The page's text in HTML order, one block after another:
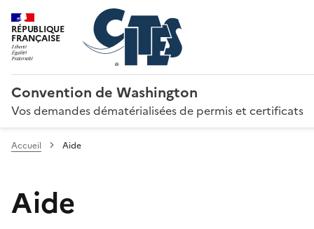
RÉPUBLIQUE
FRANÇAISE
Convention de Washington
Vos demandes dématérialisées de permis et certificats
Accueil Aide
Aide